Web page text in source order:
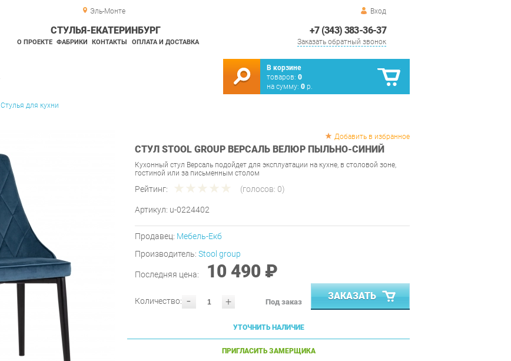
Эль-Монте Вход
+7 (343) 383-36-37
Заказать обратный звонок
СТУЛЬЯ-ЕКАТЕРИНБУРГ
О ПРОЕКТЕ ФАБРИКИ КОНТАКТЫ ОПЛАТА И ДОСТАВКА
В корзине
товаров: 0
на сумму: 0 р.
Стулья для кухни
Добавить в избранное
СТУЛ STOOL GROUP ВЕРСАЛЬ ВЕЛЮР ПЫЛЬНО-СИНИЙ
Кухонный стул Версаль подойдет для эксплуатации на кухне, в столовой зоне,
гостиной или за письменным столом
Рейтинг: (голосов: 0)
Артикул: u-0224402
Продавец: Мебель-Екб
Производитель: Stool group
Последняя цена: 10 490 ₽
- +
Количество: Под заказ
ЗАКАЗАТЬ
УТОЧНИТЬ НАЛИЧИЕ
ПРИГЛАСИТЬ ЗАМЕРЩИКА